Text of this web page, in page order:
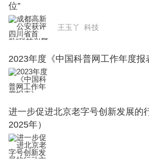
位”
王玉丫 科技
2023年度《中国科普网工作年度报
进一步促进北京老字号创新发展的
2025年）